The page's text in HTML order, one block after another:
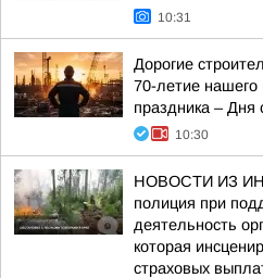
10:31
Дорогие
70-летие нашего
праздника – Дня
10:30
НОВОСТИ ИЗ
полиция при
деятельность
которая
страховых